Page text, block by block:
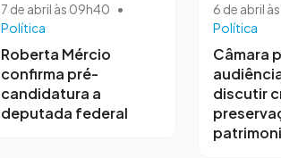
7 de abril às 09h40 •
Política
Roberta Mércio
confirma pré-
candidatura a
deputada federal
6 de abril
Política
Câmara
discutir